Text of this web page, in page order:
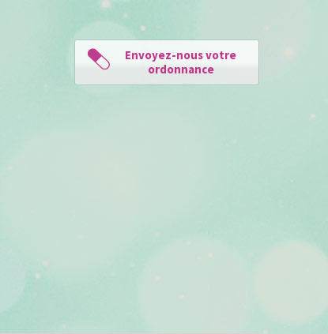
Envoyez-nous votre
ordonnance